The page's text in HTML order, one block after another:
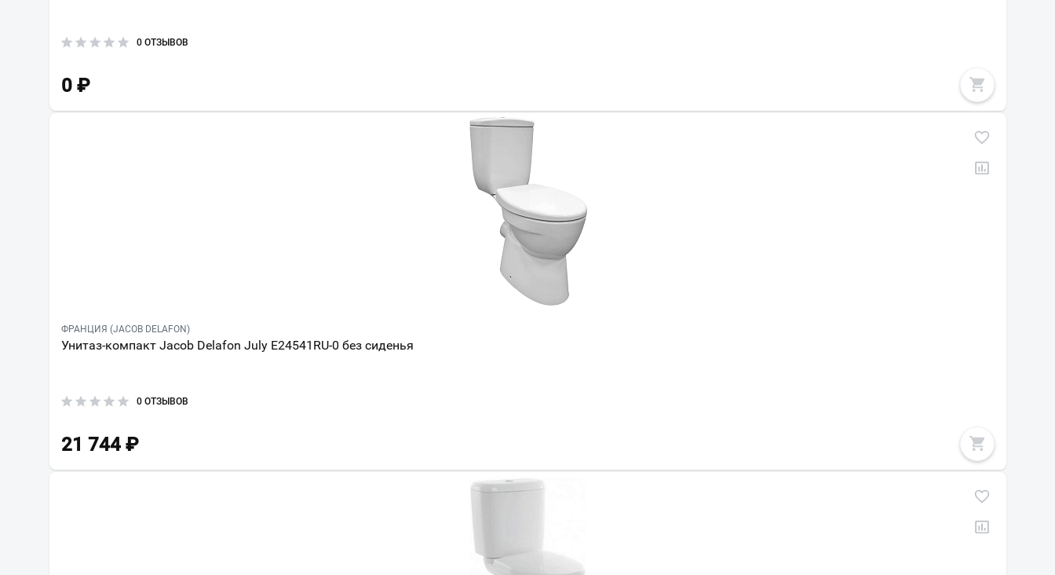
0 ОТЗЫВОВ
0 ₽
ФРАНЦИЯ (JACOB DELAFON)
Унитаз-компакт Jacob Delafon July E24541RU-0 без сиденья
0 ОТЗЫВОВ
21 744 ₽
Ваш город
Сменить город